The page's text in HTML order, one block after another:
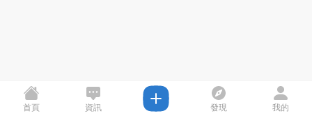
首頁 資訊 發現 我的